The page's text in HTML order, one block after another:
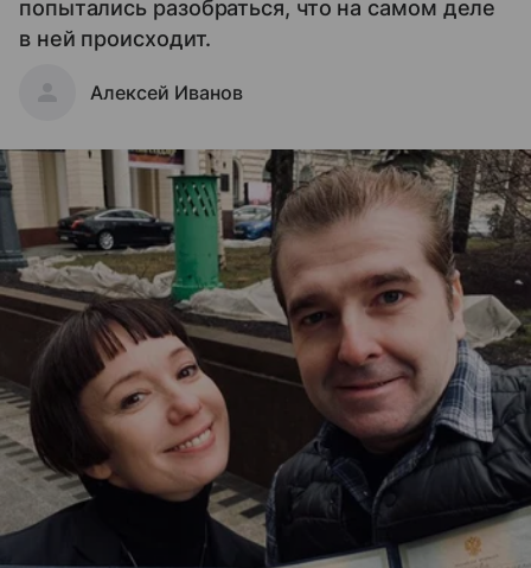
попытались разобраться, что на самом деле
в ней происходит.
Алексей Иванов